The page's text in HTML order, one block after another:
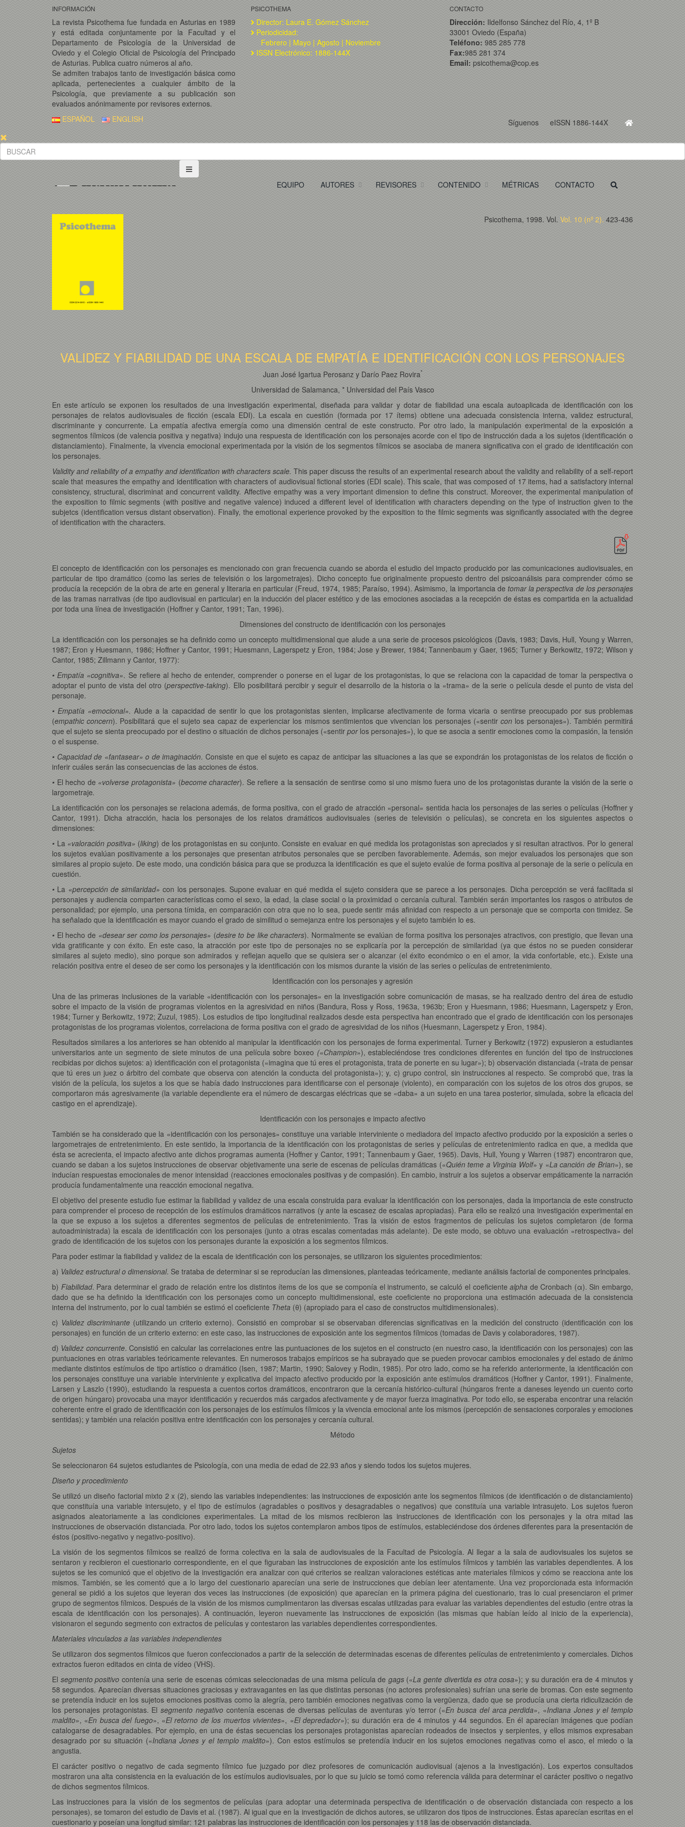
INFORMACIÓN
La revista Psicothema fue fundada en Asturias en 1989
y está editada conjuntamente por la Facultad y el
Departamento de Psicología de la Universidad de
Oviedo y el Colegio Oficial de Psicología del Principado
de Asturias. Publica cuatro números al año.
Se admiten trabajos tanto de investigación básica como
aplicada, pertenecientes a cualquier ámbito de la
Psicología, que previamente a su publicación son
evaluados anónimamente por revisores externos.
PSICOTHEMA
Director: Laura E. Gómez Sánchez
Periodicidad:
Febrero | Mayo | Agosto | Noviembre
ISSN Electrónico: 1886-144X
CONTACTO
Dirección: Ildelfonso Sánchez del Río, 4, 1º B
33001 Oviedo (España)
Teléfono: 985 285 778
Fax:985 281 374
Email: psicothema@cop.es
Síguenos eISSN 1886-144X
ESPAÑOL ENGLISH
EQUIPO AUTORES REVISORES CONTENIDO MÉTRICAS CONTACTO
Psicothema, 1998. Vol. Vol. 10 (nº 2). 423-436
VALIDEZ Y FIABILIDAD DE UNA ESCALA DE EMPATÍA E IDENTIFICACIÓN CON LOS PERSONAJES
Juan José Igartua Perosanz y Darío Paez Rovira*
Universidad de Salamanca, * Universidad del País Vasco
En este artículo se exponen los resultados de una investigación experimental, diseñada para validar y dotar de fiabilidad una escala autoaplicada de identificación con los
personajes de relatos audiovisuales de ficción (escala EDI). La escala en cuestión (formada por 17 ítems) obtiene una adecuada consistencia interna, validez estructural,
discriminante y concurrente. La empatía afectiva emergía como una dimensión central de este constructo. Por otro lado, la manipulación experimental de la exposición a
segmentos fílmicos (de valencia positiva y negativa) indujo una respuesta de identificación con los personajes acorde con el tipo de instrucción dada a los sujetos (identificación o
distanciamiento). Finalmente, la vivencia emocional experimentada por la visión de los segmentos fílmicos se asociaba de manera significativa con el grado de identificación con
los personajes.
Validity and reliability of a empathy and identification with characters scale. This paper discuss the results of an experimental research about the validity and reliability of a self-report
scale that measures the empathy and identification with characters of audiovisual fictional stories (EDI scale). This scale, that was composed of 17 items, had a satisfactory internal
consistency, structural, discriminat and concurrent validity. Affective empathy was a very important dimension to define this construct. Moreover, the experimental manipulation of
the exposition to filmic segments (with positive and negative valence) induced a different level of identification with characters depending on the type of instruction given to the
subjetcs (identification versus distant observation). Finally, the emotional experience provoked by the exposition to the filmic segments was significantly associated with the degree
of identification with the characters.
El concepto de identificación con los personajes es mencionado con gran frecuencia cuando se aborda el estudio del impacto producido por las comunicaciones audiovisuales, en
particular de tipo dramático (como las series de televisión o los largometrajes). Dicho concepto fue originalmente propuesto dentro del psicoanálisis para comprender cómo se
producía la recepción de la obra de arte en general y literaria en particular (Freud, 1974, 1985; Paraíso, 1994). Asimismo, la importancia detomar la perspectiva de los personajes
de las tramas narrativas (de tipo audiovisual en particular) en la inducción del placer estético y de las emociones asociadas a la recepción de éstas es compartida en la actualidad
por toda una línea de investigación (Hoffner y Cantor, 1991; Tan, 1996).
Dimensiones del constructo de identificación con los personajes
La identificación con los personajes se ha definido como un concepto multidimensional que alude a una serie de procesos psicológicos (Davis, 1983; Davis, Hull, Young y Warren,
1987; Eron y Huesmann, 1986; Hoffner y Cantor, 1991; Huesmann, Lagerspetz y Eron, 1984; Jose y Brewer, 1984; Tannenbaum y Gaer, 1965; Turner y Berkowitz, 1972; Wilson y
Cantor, 1985; Zillmann y Cantor, 1977):
• Empatía «cognitiva». Se refiere al hecho de entender, comprender o ponerse en el lugar de los protagonistas, lo que se relaciona con la capacidad de tomar la perspectiva o
adoptar el punto de vista del otro (perspective-taking). Ello posibilitará percibir y seguir el desarrollo de la historia o la «trama» de la serie o película desde el punto de vista del
personaje.
• Empatía «emocional».Alude a la capacidad de sentir lo que los protagonistas sienten, implicarse afectivamente de forma vicaria o sentirse preocupado por sus problemas
(empathic concern). Posibilitará que el sujeto sea capaz de experienciar los mismos sentimientos que vivencian los personajes («sentircon los personajes»). También permitirá
que el sujeto se sienta preocupado por el destino o situación de dichos personajes («sentir porlos personajes»), lo que se asocia a sentir emociones como la compasión, la tensión
o el suspense.
• Capacidad de «fantasear» o de imaginación. Consiste en que el sujeto es capaz de anticipar las situaciones a las que se expondrán los protagonistas de los relatos de ficción o
inferir cuáles serán las consecuencias de las acciones de éstos.
• El hecho de «volverse protagonista» (become character). Se refiere a la sensación de sentirse como si uno mismo fuera uno de los protagonistas durante la visión de la serie o
largometraje.
La identificación con los personajes se relaciona además, de forma positiva, con el grado de atracción «personal» sentida hacia los personajes de las series o películas (Hoffner y
Cantor, 1991). Dicha atracción, hacia los personajes de los relatos dramáticos audiovisuales (series de televisión o películas), se concreta en los siguientes aspectos o
dimensiones:
• La «valoración positiva» (liking) de los protagonistas en su conjunto. Consiste en evaluar en qué medida los protagonistas son apreciados y si resultan atractivos. Por lo general
los sujetos evalúan positivamente a los personajes que presentan atributos personales que se perciben favorablemente. Además, son mejor evaluados los personajes que son
similares al propio sujeto. De este modo, una condición básica para que se produzca la identificación es que el sujeto evalúe de forma positiva al personaje de la serie o película en
cuestión.
• La «percepción de similaridad» con los personajes. Supone evaluar en qué medida el sujeto considera que se parece a los personajes. Dicha percepción se verá facilitada si
personajes y audiencia comparten características como el sexo, la edad, la clase social o la proximidad o cercanía cultural. También serán importantes los rasgos o atributos de
personalidad; por ejemplo, una persona tímida, en comparación con otra que no lo sea, puede sentir más afinidad con respecto a un personaje que se comporta con timidez. Se
ha señalado que la identificación es mayor cuando el grado de similitud o semejanza entre los personajes y el sujeto también lo es.
• El hecho de «desear ser como los personajes» (desire to be like characters). Normalmente se evalúan de forma positiva los personajes atractivos, con prestigio, que llevan una
vida gratificante y con éxito. En este caso, la atracción por este tipo de personajes no se explicaría por la percepción de similaridad (ya que éstos no se pueden considerar
similares al sujeto medio), sino porque son admirados y reflejan aquello que se quisiera ser o alcanzar (el éxito económico o en el amor, la vida confortable, etc.). Existe una
relación positiva entre el deseo de ser como los personajes y la identificación con los mismos durante la visión de las series o películas de entretenimiento.
Identificación con los personajes y agresión
Una de las primeras inclusiones de la variable «identificación con los personajes» en la investigación sobre comunicación de masas, se ha realizado dentro del área de estudio
sobre el impacto de la visión de programas violentos en la agresividad en niños (Bandura, Ross y Ross, 1963a, 1963b; Eron y Huesmann, 1986; Huesmann, Lagerspetz y Eron,
1984; Turner y Berkowitz, 1972; Zuzul, 1985). Los estudios de tipo longitudinal realizados desde esta perspectiva han encontrado que el grado de identificación con los personajes
protagonistas de los programas violentos, correlaciona de forma positiva con el grado de agresividad de los niños (Huesmann, Lagerspetz y Eron, 1984).
Resultados similares a los anteriores se han obtenido al manipular la identificación con los personajes de forma experimental. Turner y Berkowitz (1972) expusieron a estudiantes
universitarios ante un segmento de siete minutos de una película sobre boxeo («Champion»), estableciéndose tres condiciones diferentes en función del tipo de instrucciones
recibidas por dichos sujetos: a) identificación con el protagonista («imagina que tú eres el protagonista, trata de ponerte en su lugar»); b) observación distanciada («trata de pensar
que tú eres un juez o árbitro del combate que observa con atención la conducta del protagonista»); y, c) grupo control, sin instrucciones al respecto. Se comprobó que, tras la
visión de la película, los sujetos a los que se había dado instrucciones para identificarse con el personaje (violento), en comparación con los sujetos de los otros dos grupos, se
comportaron más agresivamente (la variable dependiente era el número de descargas eléctricas que se «daba» a un sujeto en una tarea posterior, simulada, sobre la eficacia del
castigo en el aprendizaje).
Identificación con los personajes e impacto afectivo
También se ha considerado que la «identificación con los personajes» constituye una variable interviniente o mediadora del impacto afectivo producido por la exposición a series o
largometrajes de entretenimiento. En este sentido, la importancia de la identificación con los protagonistas de series y películas de entretenimiento radica en que, a medida que
ésta se acrecienta, el impacto afectivo ante dichos programas aumenta (Hoffner y Cantor, 1991; Tannenbaum y Gaer, 1965). Davis, Hull, Young y Warren (1987) encontraron que,
cuando se daban a los sujetos instrucciones de observar objetivamente una serie de escenas de películas dramáticas («Quién teme a Virginia Wolf» y «La canción de Brian»), se
inducían respuestas emocionales de menor intensidad (reacciones emocionales positivas y de compasión). En cambio, instruir a los sujetos a observar empáticamente la narración
producía fundamentalmente una reacción emocional negativa.
El objetivo del presente estudio fue estimar la fiabilidad y validez de una escala construida para evaluar la identificación con los personajes, dada la importancia de este constructo
para comprender el proceso de recepción de los estímulos dramáticos narrativos (y ante la escasez de escalas apropiadas). Para ello se realizó una investigación experimental en
la que se expuso a los sujetos a diferentes segmentos de películas de entretenimiento. Tras la visión de estos fragmentos de películas los sujetos completaron (de forma
autoadministrada) la escala de identificación con los personajes (junto a otras escalas comentadas más adelante). De este modo, se obtuvo una evaluación «retrospectiva» del
grado de identificación de los sujetos con los personajes durante la exposición a los segmentos fílmicos.
Para poder estimar la fiabilidad y validez de la escala de identificación con los personajes, se utilizaron los siguientes procedimientos:
a) Validez estructural o dimensional. Se trataba de determinar si se reproducían las dimensiones, planteadas teóricamente, mediante análisis factorial de componentes principales.
b) Fiabilidad. Para determinar el grado de relación entre los distintos ítems de los que se componía el instrumento, se calculó el coeficientealpha de Cronbach (α). Sin embargo,
dado que se ha definido la identificación con los personajes como un concepto multidimensional, este coeficiente no proporciona una estimación adecuada de la consistencia
interna del instrumento, por lo cual también se estimó el coeficiente Theta (θ) (apropiado para el caso de constructos multidimensionales).
c) Validez discriminante(utilizando un criterio externo). Consistió en comprobar si se observaban diferencias significativas en la medición del constructo (identificación con los
personajes) en función de un criterio externo: en este caso, las instrucciones de exposición ante los segmentos fílmicos (tomadas de Davis y colaboradores, 1987).
d) Validez concurrente. Consistió en calcular las correlaciones entre las puntuaciones de los sujetos en el constructo (en nuestro caso, la identificación con los personajes) con las
puntuaciones en otras variables teóricamente relevantes. En numerosos trabajos empíricos se ha subrayado que se pueden provocar cambios emocionales y del estado de ánimo
mediante distintos estímulos de tipo artístico o dramático (Isen, 1987; Martin, 1990; Salovey y Rodin, 1985). Por otro lado, como se ha referido anteriormente, la identificación con
los personajes constituye una variable interviniente y explicativa del impacto afectivo producido por la exposición ante estímulos dramáticos (Hoffner y Cantor, 1991). Finalmente,
Larsen y Laszlo (1990), estudiando la respuesta a cuentos cortos dramáticos, encontraron que la cercanía histórico-cultural (húngaros frente a daneses leyendo un cuento corto
de origen húngaro) provocaba una mayor identificación y recuerdos más cargados afectivamente y de mayor fuerza imaginativa. Por todo ello, se esperaba encontrar una relación
coherente entre el grado de identificación con los personajes de los estímulos fílmicos y la vivencia emocional ante los mismos (percepción de sensaciones corporales y emociones
sentidas); y también una relación positiva entre identificación con los personajes y cercanía cultural.
Método
Sujetos
Se seleccionaron 64 sujetos estudiantes de Psicología, con una media de edad de 22.93 años y siendo todos los sujetos mujeres.
Diseño y procedimiento
Se utilizó un diseño factorial mixto 2 x (2), siendo las variables independientes: las instrucciones de exposición ante los segmentos fílmicos (de identificación o de distanciamiento)
que constituía una variable intersujeto, y el tipo de estímulos (agradables o positivos y desagradables o negativos) que constituía una variable intrasujeto. Los sujetos fueron
asignados aleatoriamente a las condiciones experimentales. La mitad de los mismos recibieron las instrucciones de identificación con los personajes y la otra mitad las
instrucciones de observación distanciada. Por otro lado, todos los sujetos contemplaron ambos tipos de estímulos, estableciéndose dos órdenes diferentes para la presentación de
éstos (positivo-negativo y negativo-positivo).
La visión de los segmentos fílmicos se realizó de forma colectiva en la sala de audiovisuales de la Facultad de Psicología. Al llegar a la sala de audiovisuales los sujetos se
sentaron y recibieron el cuestionario correspondiente, en el que figuraban las instrucciones de exposición ante los estímulos fílmicos y también las variables dependientes. A los
sujetos se les comunicó que el objetivo de la investigación era analizar con qué criterios se realizan valoraciones estéticas ante materiales fílmicos y cómo se reacciona ante los
mismos. También, se les comentó que a lo largo del cuestionario aparecían una serie de instrucciones que debían leer atentamente. Una vez proporcionada esta información
general se pidió a los sujetos que leyeran dos veces las instrucciones (de exposición) que aparecían en la primera página del cuestionario, tras lo cual presenciaron el primer
grupo de segmentos fílmicos. Después de la visión de los mismos cumplimentaron las diversas escalas utilizadas para evaluar las variables dependientes del estudio (entre otras la
escala de identificación con los personajes). A continuación, leyeron nuevamente las instrucciones de exposición (las mismas que habían leído al inicio de la experiencia),
visionaron el segundo segmento con extractos de películas y contestaron las variables dependientes correspondientes.
Materiales vinculados a las variables independientes
Se utilizaron dos segmentos fílmicos que fueron confeccionados a partir de la selección de determinadas escenas de diferentes películas de entretenimiento y comerciales. Dichos
extractos fueron editados en cinta de vídeo (VHS).
El segmento positivo contenía una serie de escenas cómicas seleccionadas de una misma película de gags(«La gente divertida es otra cosa»); y su duración era de 4 minutos y
58 segundos. Aparecían diversas situaciones graciosas y extravagantes en las que distintas personas (no actores profesionales) sufrían una serie de bromas. Con este segmento
se pretendía inducir en los sujetos emociones positivas como la alegría, pero también emociones negativas como la vergüenza, dado que se producía una cierta ridiculización de
los personajes protagonistas. El segmento negativocontenía escenas de diversas películas de aventuras y/o terror («En busca del arca perdida», «Indiana Jones y el templo
maldito», «En busca del fuego», «El retorno de los muertos vivientes», «El depredador»); su duración era de 4 minutos y 44 segundos. En él aparecían imágenes que podían
catalogarse de desagradables. Por ejemplo, en una de éstas secuencias los personajes protagonistas aparecían rodeados de insectos y serpientes, y ellos mismos expresaban
desagrado por su situación («Indiana Jones y el templo maldito»). Con estos estímulos se pretendía inducir en los sujetos emociones negativas como el asco, el miedo o la
angustia.
El carácter positivo o negativo de cada segmento fílmico fue juzgado por diez profesores de comunicación audiovisual (ajenos a la investigación). Los expertos consultados
mostraron una alta consistencia en la evaluación de los estímulos audiovisuales, por lo que su juicio se tomó como referencia válida para determinar el carácter positivo o negativo
de dichos segmentos fílmicos.
Las instrucciones para la visión de los segmentos de películas (para adoptar una determinada perspectiva de identificación o de observación distanciada con respecto a los
personajes), se tomaron del estudio de Davis et al. (1987). Al igual que en la investigación de dichos autores, se utilizaron dos tipos de instrucciones. Éstas aparecían escritas en el
cuestionario y poseían una longitud similar: 121 palabras las instrucciones de identificación con los personajes y 118 las de observación distanciada.